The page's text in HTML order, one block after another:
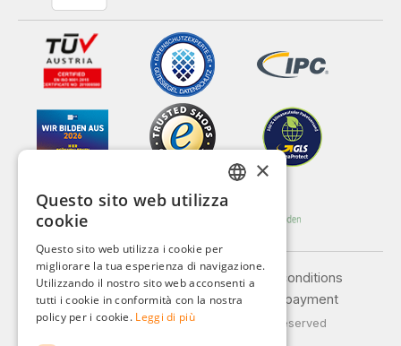
Legal notice
General terms and conditions
Privacy policy
Shipping and payment
© 2026 Weidinger GmbH, All Rights Reserved
FRENCH
ITALIAN
×
Questo sito web utilizza
cookie
Questo sito web utilizza i cookie per
migliorare la tua esperienza di navigazione.
Utilizzando il nostro sito web acconsenti a
tutti i cookie in conformità con la nostra
policy per i cookie. Leggi di più